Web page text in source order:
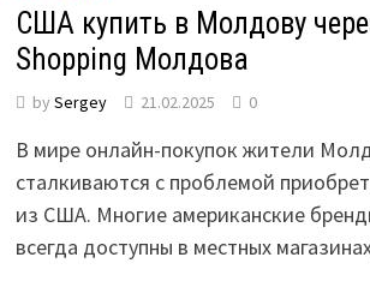
США купить в Молдову
Shopping Молдова
by Sergey 21.02.2025 0
В мире онлайн-покупок жители
сталкиваются с проблемой
из США. Многие американские
всегда доступны в местных